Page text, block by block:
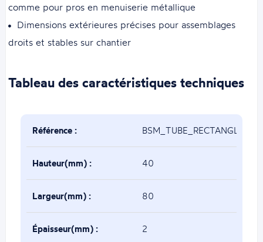
comme pour pros en menuiserie métallique
Dimensions extérieures précises pour assemblages
droits et stables sur chantier
Tableau des caractéristiques techniques
Référence :
Hauteur(mm) : 40
Largeur(mm) : 80
Épaisseur(mm) : 2